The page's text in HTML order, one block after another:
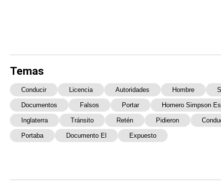
Temas
Conducir Licencia Autoridades Hombre
Documentos Falsos Portar Homero Simpson
Inglaterra Tránsito Retén Pidieron
Portaba Documento El Expuesto